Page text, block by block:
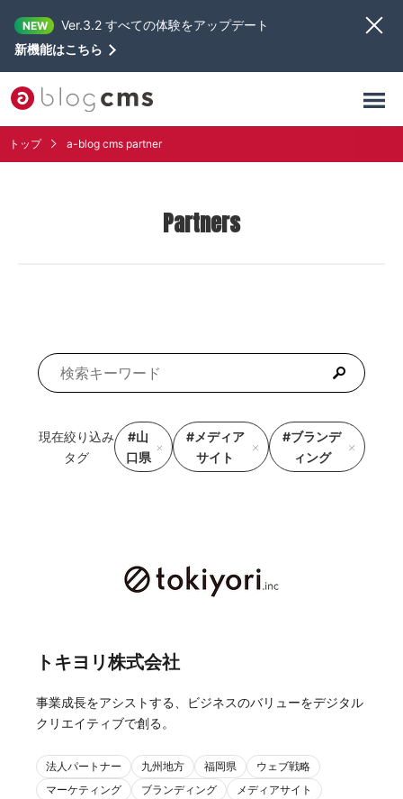
NEW
Ver.3.2 すべての体験をアップデート
新機能はこちら
トップ a-blog cms partner
Partners
現在絞り込み
タグ
#山
口県
#メディア
サイト
#ブランデ
ィング
トキヨリ株式会社
事業成長をアシストする、ビジネスのバリューをデジタル
クリエイティブで創る。
法人パートナー 九州地方 福岡県
ウェブ戦略
マーケティング
ブランディング
メディアサイト